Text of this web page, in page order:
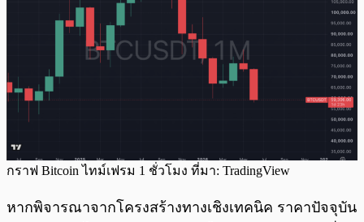
กราฟ Bitcoin ไทม์เฟรม 1 ชั่วโมง ที่มา: TradingView
หากพิจารณาจากโครงสร้างทางเชิงเทคนิค ราคาปัจจุบัน